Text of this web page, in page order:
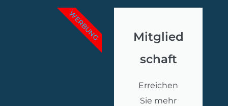
Mitglied
schaft
Erreichen
Sie mehr
WERBUNG